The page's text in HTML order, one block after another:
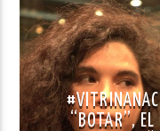
“BOTAR”, EL